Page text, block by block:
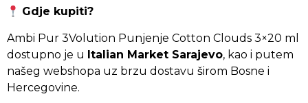
Gdje kupiti?
Ambi Pur 3Volution Punjenje Cotton Clouds 3×20 ml
dostupno je u Italian Market Sarajevo, kao i putem
našeg webshopa uz brzu dostavu širom Bosne i
Hercegovine.